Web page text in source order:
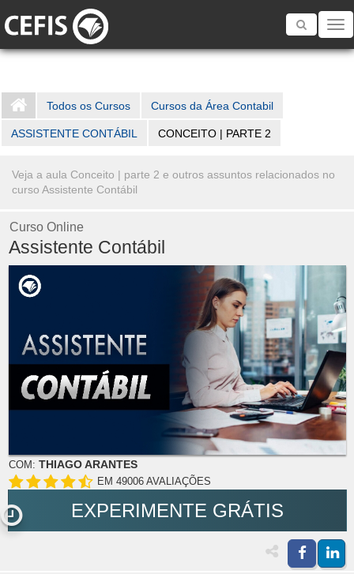
Toggle
Todos os Cursos Cursos da Área Contabil
ASSISTENTE CONTÁBIL CONCEITO | PARTE 2
Veja a aula Conceito | parte 2 e outros assuntos relacionados no
curso Assistente Contábil
Curso Online
Assistente Contábil
COM: THIAGO ARANTES
EM 49006 AVALIAÇÕES
EXPERIMENTE GRÁTIS